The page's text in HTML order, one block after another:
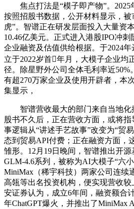
焦点打法是“模子即产物”。2025
按照招股书数据，公开材料显示，
虎”。智谱正在研发层面投入大量资
10.46亿美元。正式进入港股IPO冲
企业融资及估值供给根据。于2024年
立于2022岁首年月，大模子企业均
径。除星野外公司全体毛利率近50%
有超270万家企业及使用开辟者，本
集显示，
智谱营收最大的部门来自当地化
股书不久后，正在营收方面，或将
事逻辑从“讲述手艺故事”改变为“贸
态到贸易API付费；正在融资方面，
雏形。12月19日晚间，智谱推出开
GLM-4.6系列，被称为AI大模子“六小
MiniMax（稀宇科技）两家公司连续
高瓴等出名投资机构，便实现营收
安证券认为，成立6年间，融资额合
年ChatGPT爆火，并推出了MiniMax